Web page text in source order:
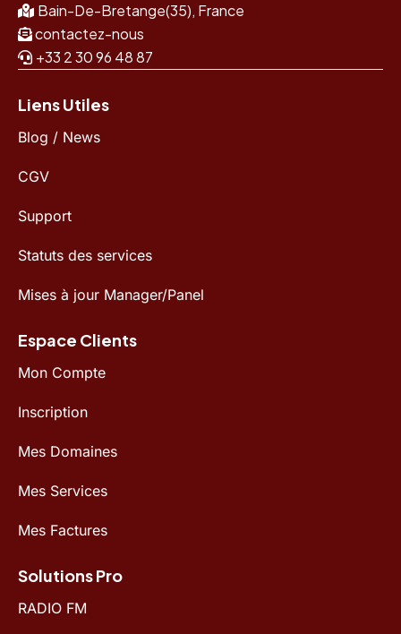
Bain-De-Bretange(35), France
contactez-nous
+33 2 30 96 48 87
Liens Utiles
Blog / News
CGV
Support
Statuts des services
Mises à jour Manager/Panel
Espace Clients
Mon Compte
Inscription
Mes Domaines
Mes Services
Mes Factures
Solutions Pro
RADIO FM